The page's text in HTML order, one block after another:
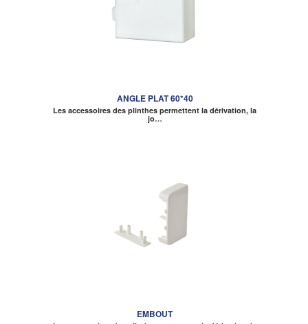
ANGLE PLAT 60*40
Les accessoires des plinthes permettent la dérivation, la
jo…
EMBOUT